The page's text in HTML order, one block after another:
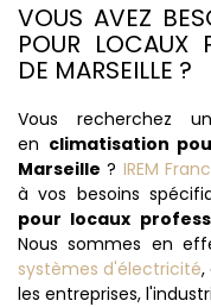
VOUS AVEZ
POUR LOCAUX
DE MARSEILLE ?
Vous recherchez
en climatisation
Marseille ? IREM
à vos besoins
pour locaux
Nous sommes en
systèmes d'électricité,
les entreprises,